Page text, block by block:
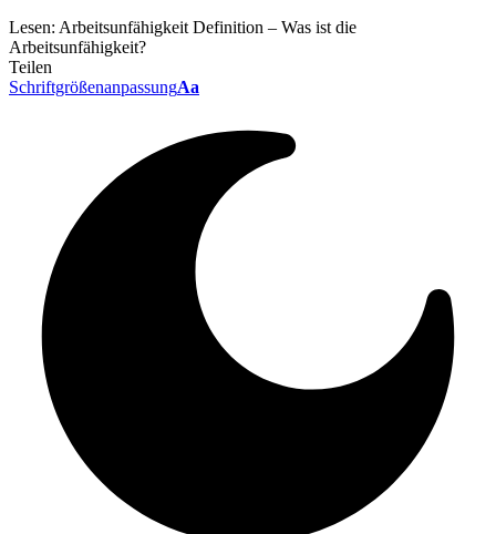
Lesen: Arbeitsunfähigkeit Definition – Was ist die
Arbeitsunfähigkeit?
Teilen
SchriftgrößenanpassungAa